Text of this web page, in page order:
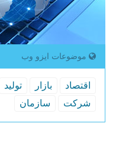
موضوعات ایزو وب
اقتصاد بازار تولید
شركت
سازمان